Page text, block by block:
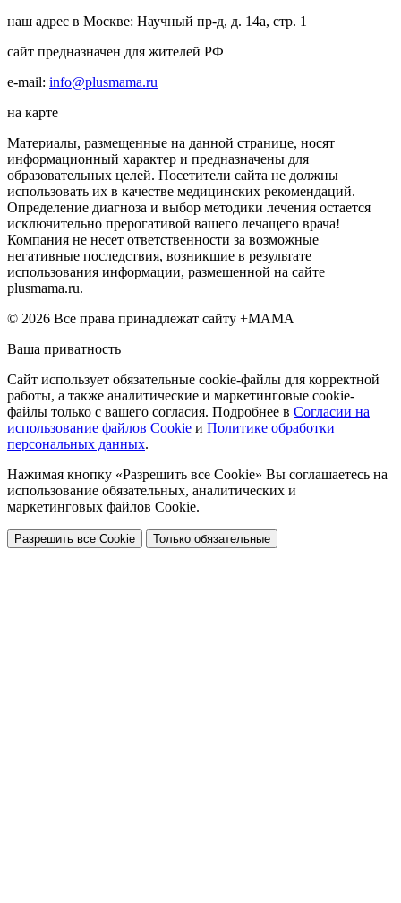
наш адрес в Москве: Научный пр-д, д. 14а, стр. 1
сайт предназначен для жителей РФ
e-mail: info@plusmama.ru
на карте
Материалы, размещенные на данной странице, носят
информационный характер и предназначены для
образовательных целей. Посетители сайта не должны
использовать их в качестве медицинских рекомендаций.
Определение диагноза и выбор методики лечения остается
исключительно прерогативой вашего лечащего врача!
Компания не несет ответственности за возможные
негативные последствия, возникшие в результате
использования информации, размешенной на сайте
plusmama.ru.
© 2026 Все права принадлежат сайту +МАМА
Ваша приватность
Сайт использует обязательные cookie-файлы для корректной
работы, а также аналитические и маркетинговые cookie-
файлы только с вашего согласия. Подробнее в Согласии на
использование файлов Cookie и Политике обработки
персональных данных.
Нажимая кнопку «Разрешить все Cookie» Вы соглашаетесь на
использование обязательных, аналитических и
маркетинговых файлов Cookie.
Разрешить все Cookie Только обязательные